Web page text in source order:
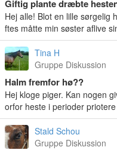
Giftig plante dræbte
Hej alle! Blot en lille sørgelig
ftes måtte min søster aflive
Tina H
Gruppe Diskussion
Halm fremfor hø??
Hej kloge piger. Kan nogen
orfor heste i perioder
Stald Schou
Gruppe Diskussion